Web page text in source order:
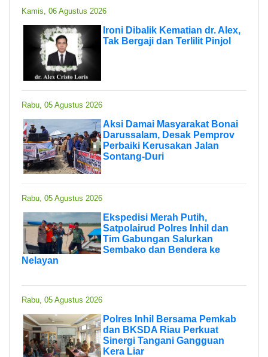
Kamis, 06 Agustus 2026
Ironi Dibalik Kematian dr. Alex,
Tak Bergaji dan Terlilit Pinjol
Rabu, 05 Agustus 2026
Aksi Damai Masyarakat Bonai
Darussalam, Desak Pemprov
Perbaiki Kerusakan Jalan
Sontang-Duri
Rabu, 05 Agustus 2026
Ekspedisi Merah Putih,
Satpolairud Polres Inhil dan
Tim Gabungan Salurkan
Sembako dan Bendera ke
Nelayan
Rabu, 05 Agustus 2026
Polres Inhil Bersama Pemkab
dan BKSDA Riau Perkuat
Sinergi Tangani Gangguan
Kera Liar